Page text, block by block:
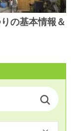
の基本情報＆